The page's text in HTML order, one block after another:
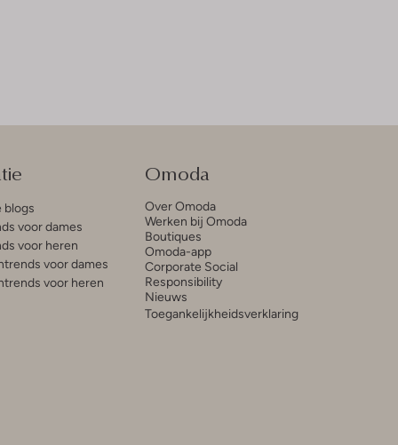
blogs
voor dames
voor heren
voor dames
voor heren
Omoda
Over Omoda
Werken bij Omoda
Boutiques
Omoda-app
Corporate Social
Responsibility
Nieuws
Toegankelijkheidsverklaring